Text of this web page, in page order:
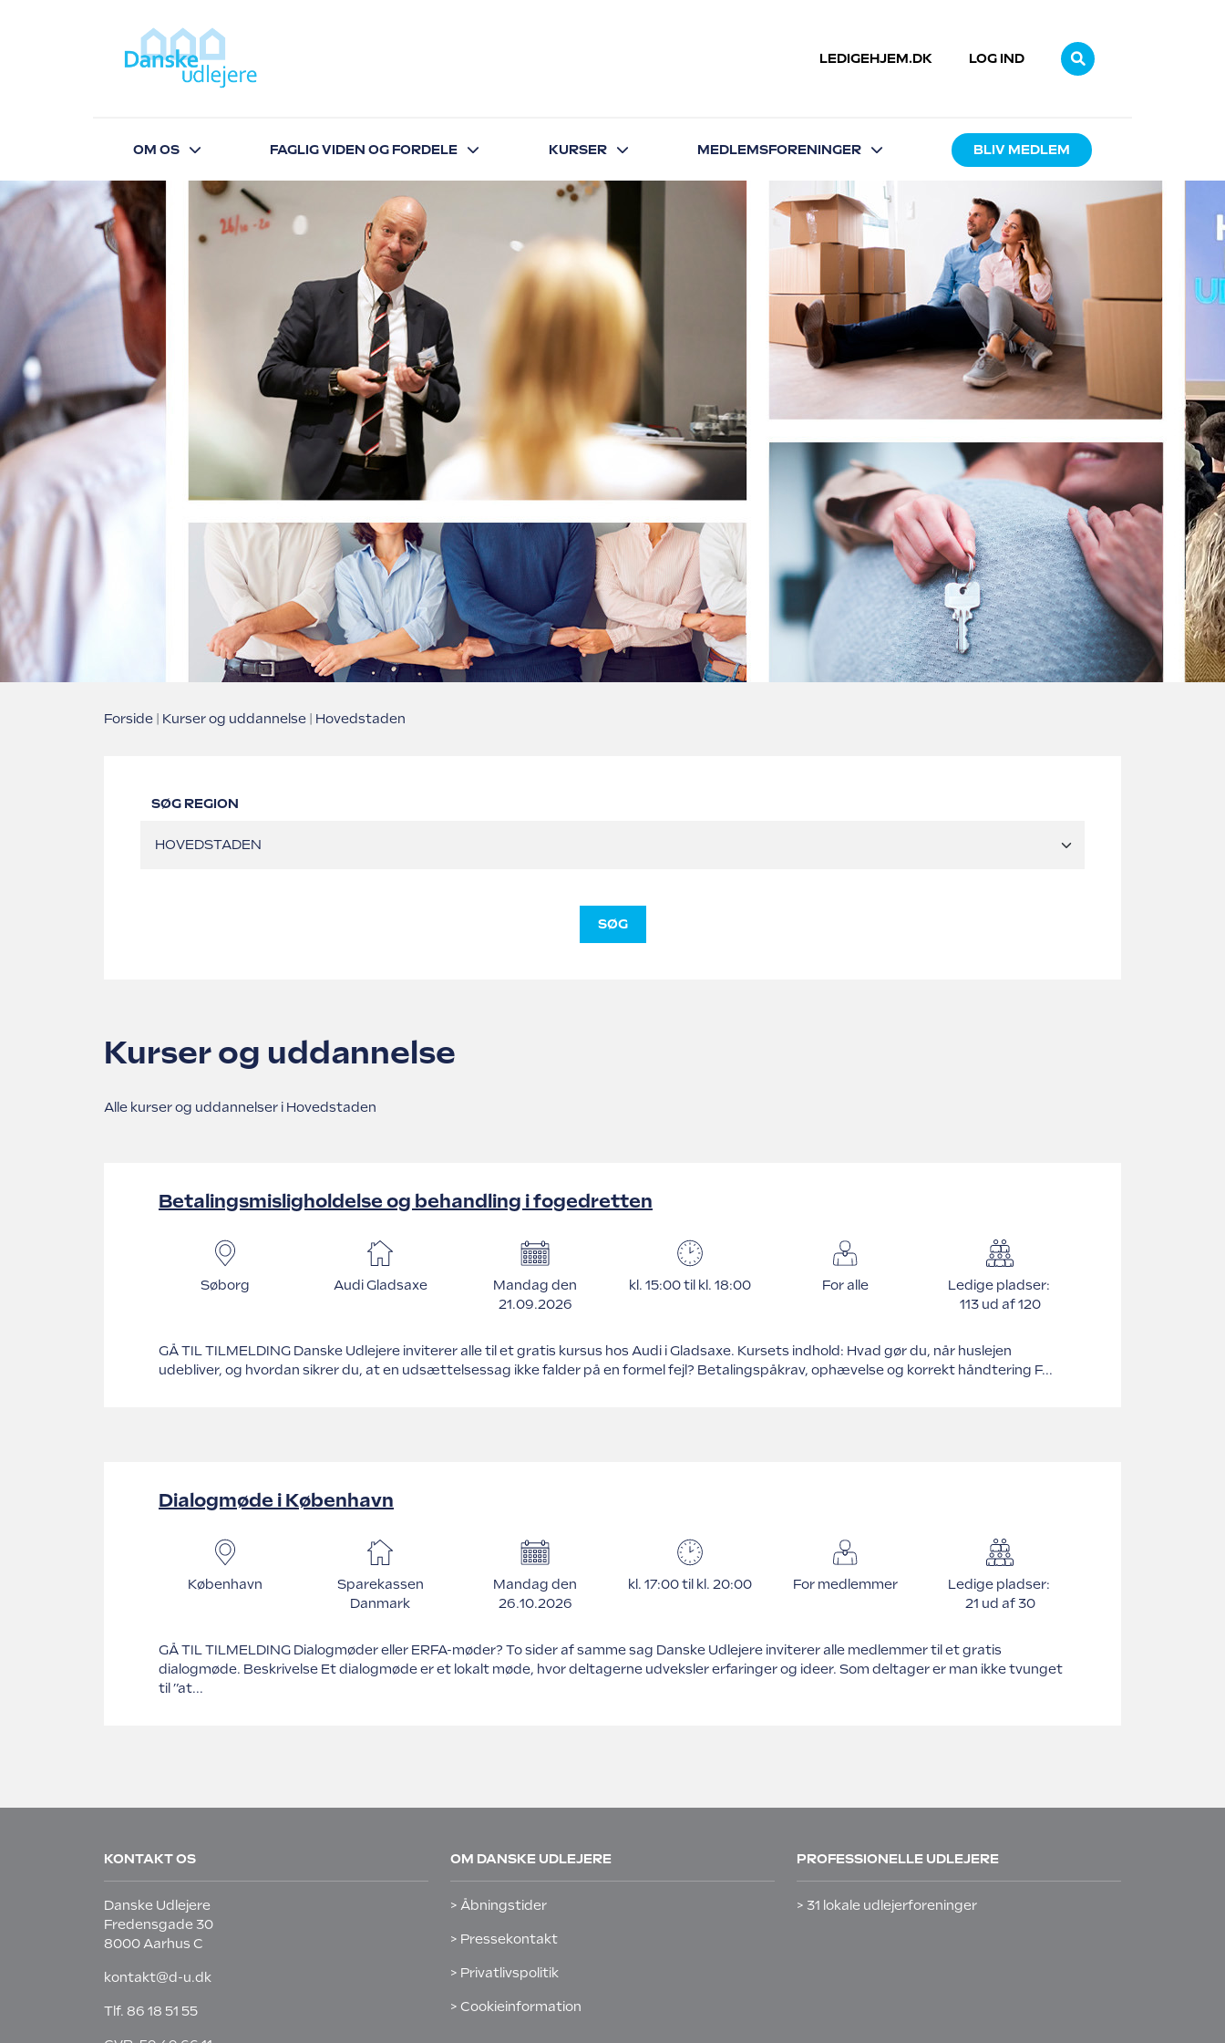
LEDIGEHJEM.DK LOG IND
OM OS FAGLIG VIDEN OG FORDELE KURSER MEDLEMSFORENINGER BLIV MEDLEM
Forside Kurser og uddannelse Hovedstaden
SØG REGION
SØG
Kurser og uddannelse
Alle kurser og uddannelser i Hovedstaden
Betalingsmisligholdelse og behandling i fogedretten
Søborg Audi Gladsaxe
Mandag den
21.09.2026
kl. 15:00 til kl. 18:00 For alle
Ledige pladser:
113 ud af 120
GÅ TIL TILMELDING Danske Udlejere inviterer alle til et gratis kursus hos Audi i Gladsaxe. Kursets indhold: Hvad gør du, når huslejen
udebliver, og hvordan sikrer du, at en udsættelsessag ikke falder på en formel fejl? Betalingspåkrav, ophævelse og korrekt håndtering F...
Dialogmøde i København
København
Sparekassen
Danmark
Mandag den
26.10.2026
kl. 17:00 til kl. 20:00 For medlemmer
Ledige pladser:
21 ud af 30
GÅ TIL TILMELDING Dialogmøder eller ERFA-møder? To sider af samme sag Danske Udlejere inviterer alle medlemmer til et gratis
dialogmøde. Beskrivelse Et dialogmøde er et lokalt møde, hvor deltagerne udveksler erfaringer og ideer. Som deltager er man ikke tvunget
til ”at...
KONTAKT OS
Danske Udlejere
Fredensgade 30
8000 Aarhus C
kontakt@d-u.dk
Tlf. 86 18 51 55
OM DANSKE UDLEJERE
> Åbningstider
> Pressekontakt
> Privatlivspolitik
> Cookieinformation
PROFESSIONELLE UDLEJERE
> 31 lokale udlejerforeninger